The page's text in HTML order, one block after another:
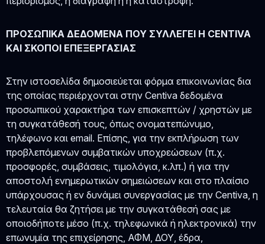
ΠΡΟΣΩΠΙΚΑ ΔΕΔΟΜΕΝΑ ΠΟΥ ΣΥΛΛΕΓΕΙ Η CENTIVA
ΚΑΙ ΣΚΟΠΟΙ ΕΠΕΞΕΡΓΑΣΙΑΣ
Στην ιστοσελίδα δημοσιεύεται φόρμα επικοινωνίας δια
της οποίας περιέρχονται στην Centiva δεδομένα
προσωπικού χαρακτήρα των επισκεπτών / χρηστών με
τη συγκατάθεσή τους, όπως ονοματεπώνυμο,
τηλέφωνο και email. Επίσης, για την εκπλήρωση των
προβλεπόμενων συμβατικών υποχρεώσεων (π.χ.
προσφορές, συμβάσεις, τιμολόγια, κ.λπ.) ή για την
αποστολή ενημερωτικών σημειώσεων και στο πλαίσιο
υπάρχουσας ή εν δυνάμει συνεργασίας με την Centiva, η
τελευταία θα ζητήσει με την συγκατάθεσή σας με
οποιοδήποτε μέσο (π.χ. τηλεφωνικά ή ηλεκτρονικά) την
επωνυμία της επιχείρησης, ΑΦΜ, ΔΟΥ, έδρα,